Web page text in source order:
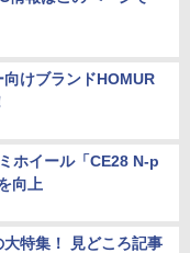
けブランドHOMUR
ホイール「CE28 N-p
向上
特集！ 見どころ記事